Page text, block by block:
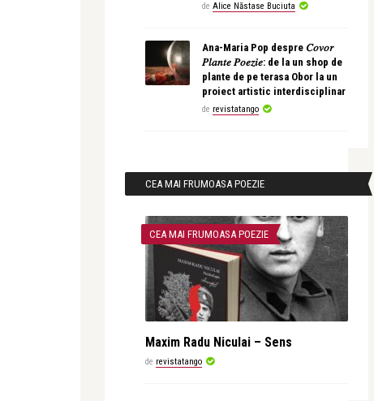
de Alice Năstase Buciuta
Ana-Maria Pop despre 𝐶𝑜𝑣𝑜𝑟
𝑃𝑙𝑎𝑛𝑡𝑒 𝑃𝑜𝑒𝑧𝑖𝑒: de la un shop de
plante de pe terasa Obor la un
proiect artistic interdisciplinar
de revistatango
CEA MAI FRUMOASA POEZIE
CEA MAI FRUMOASA POEZIE
Maxim Radu Niculai – Sens
de revistatango